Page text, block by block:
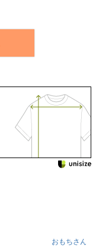
おもち